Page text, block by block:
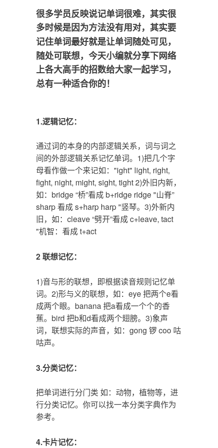
很多学员反映说记单词很难，其实很
多时候是因为方法没有用对，其实要
记住单词最好就是让单词随处可见，
随处可联想，今天小编就分享下网络
上各大高手的招数给大家一起学习，
总有一种适合你的！
1.逻辑记忆：
通过词的本身的内部逻辑关系，词与词之
间的外部逻辑关系记忆单词。1)把几个字
母看作做一个来记如："ight" light, right,
fight, night, might, sight, tight 2)外旧内新，
如：bridge “桥”看成 b+ridge ridge "山脊”
sharp 看成 s+harp harp "竖琴。3)外新内
旧，如：cleave “劈开”看成 c+leave, tact
"机智：看成 t+act
2 联想记忆：
1)音与形的联想，即根据读音规则记忆单
词。2)形与义的联想，如：eye 把两个e看
成两个眼。banana 把a看成一个个的香
蕉。bird 把b和d看成两个翅膀。3)象声
词，联想实际的声音，如：gong 锣 coo 咕
咕声。
3.分类记忆：
把单词进行分门类 如：动物，植物等，进
行分类记忆。你可以找一本分类字典作为
参考。
4.卡片记忆：